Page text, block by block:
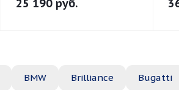
25 190 руб.
BMW Brilliance Bugatti